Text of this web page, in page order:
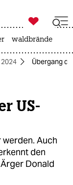

taz zahl ich
waldbrände
2024 Übergang
US-
Auch
den
Donald